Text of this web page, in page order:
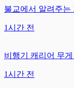
불교에서 알려주는
1시간 전
비행기 캐리어 무
1시간 전